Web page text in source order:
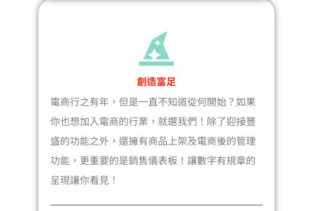
創造富足
電商行之有年，但是一直不知道從何開始？如果
你也想加入電商的行業，就選我們！除了迎接豐
盛的功能之外，還擁有商品上架及電商後的管理
功能，更重要的是銷售儀表板！讓數字有規章的
呈現讓你看見！